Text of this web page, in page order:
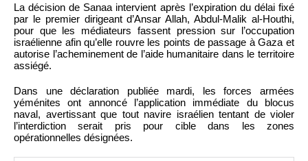
La décision de Sanaa intervient après l’expiration du délai fixé
par le premier dirigeant d’Ansar Allah, Abdul-Malik al-Houthi,
pour que les médiateurs fassent pression sur l’occupation
israélienne afin qu’elle rouvre les points de passage à Gaza et
autorise l’acheminement de l’aide humanitaire dans le territoire
assiégé.
Dans une déclaration publiée mardi, les forces armées
yéménites ont annoncé l’application immédiate du blocus
naval, avertissant que tout navire israélien tentant de violer
l’interdiction serait pris pour cible dans les zones
opérationnelles désignées.